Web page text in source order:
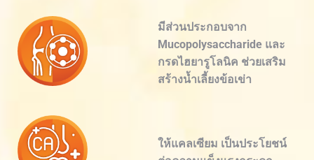
มีส่วนประกอบจาก
Mucopolysaccharide และ
กรดไฮยารูโลนิค ช่วยเสริม
สร้างน้ำเลี้ยงข้อเข่า
ให้แคลเซียม เป็นประโยชน์